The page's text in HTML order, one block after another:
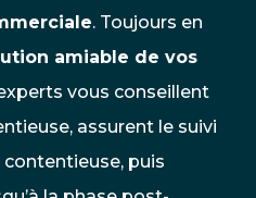
. Toujours en
amiable de vos
vous conseillent
assurent le suivi
puis